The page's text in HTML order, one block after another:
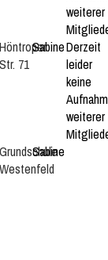
weiterer
Höntroper
Str. 71
SabineDerzeit
leider
keine
weiterer
Grundschule
Westenfeld
Sabine